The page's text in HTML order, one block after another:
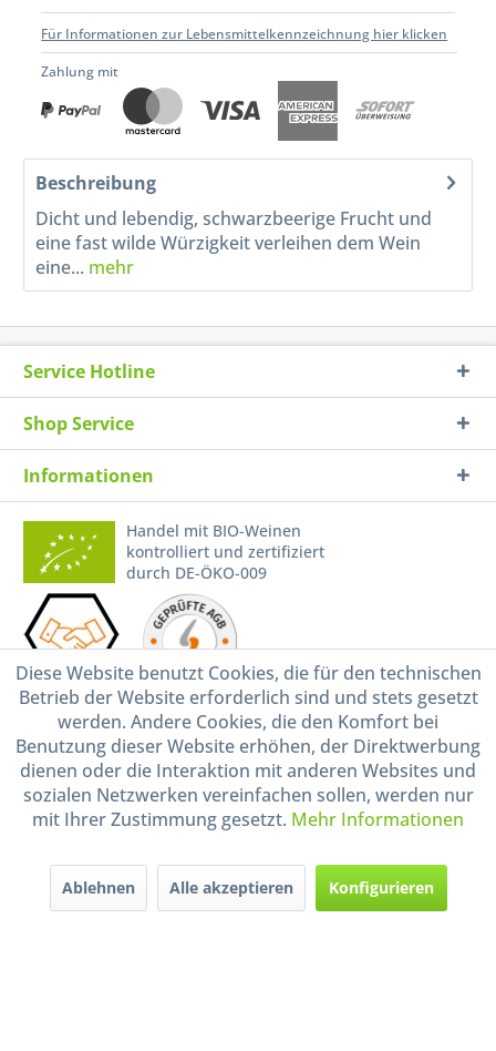
Für Informationen zur Lebensmittelkennzeichnung hier klicken
Zahlung mit
Beschreibung
Dicht und lebendig, schwarzbeerige Frucht und
eine fast wilde Würzigkeit verleihen dem Wein
eine... mehr
Service Hotline
Shop Service
Informationen
Handel mit BIO-Weinen
kontrolliert und zertifiziert
durch DE-ÖKO-009
* Alle Preise inkl. gesetzl. Mehrwertsteuer zzgl. Versandkostenund ggf.
Nachnahmegebühren, wenn nicht anders beschrieben
Widerruf erklären
Diese Website benutzt Cookies, die für den technischen
Betrieb der Website erforderlich sind und stets gesetzt
werden. Andere Cookies, die den Komfort bei
Benutzung dieser Website erhöhen, der Direktwerbung
dienen oder die Interaktion mit anderen Websites und
sozialen Netzwerken vereinfachen sollen, werden nur
mit Ihrer Zustimmung gesetzt. Mehr Informationen
Ablehnen Alle akzeptieren Konfigurieren